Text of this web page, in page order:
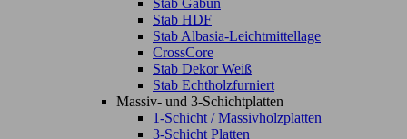
Stab Gabun
Stab HDF
Stab Albasia-Leichtmittellage
CrossCore
Stab Dekor Weiß
Stab Echtholzfurniert
Massiv- und 3-Schichtplatten
1-Schicht / Massivholzplatten
3-Schicht Platten